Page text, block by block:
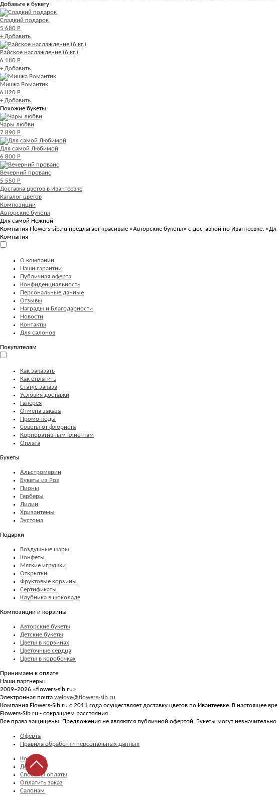
Добавьте к букету
Сладкий подарок
5 680 Р
+ Добавить
Райское наслаждение (6 кг.)
6 180 Р
+ Добавить
Мишка Романтик
6 820 Р
+ Добавить
Похожие букеты
Чары любви
7 890 Р
Для самой Любимой
6 800 Р
Вечерний прованс
5 550 Р
Доставка цветов в Ивантеевке
Каталог цветов
Композиции
Авторские букеты
Для самой Нежной
Компания Flowers-sib.ru предлагает красивые «Авторские букеты» с доставкой по Ивантеевке.
Компания
О компании
Наши гарантии
Публичная оферта
Конфиденциальность
Персональные данные
Отзывы
Награды и Благодарности
Новости
Контакты
Для салонов
Покупателям
Как заказать
Как оплатить
Статус заказа
Условия доставки
Галерея
Отмена заказа
Промо-коды
Советы от флориста
Корпоративным клиентам
Оплата
Букеты
Альстромерии
Букеты из Роз
Пионы
Герберы
Лилии
Хризантемы
Эустома
Подарки
Воздушные шары
Конфеты
Мягкие игрушки
Открытки
Фруктовые корзины
Сертификаты
Клубника в шоколаде
Композиции и корзины
Авторские букеты
Детские букеты
Цветы в корзинах
Цветочные сердца
Цветы в коробочках
Принимаем к оплате
Наши партнеры:
2009–2026 «flowers-sib.ru»
Электронная почта welove@flowers-sib.ru
Компания Flowers-Sib.ru с 2011 года осуществляет доставку цветов по Ивантеевке. В настоящее
Flowers-Sib.ru - сокращаем расстояния.
Все права защищены. Предложения не являются публичной офертой. Букеты могут незначительно
Оферта
Правила обработки персональных данных
Контакты
Доставка
Способы оплаты
Оплатить заказ
Салонам